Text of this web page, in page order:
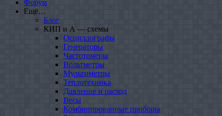
Форум
Ещё…
Блог
КИП и А — схемы
Осциллографы
Генераторы
Частотомеры
Вольтметры
Мультиметры
Теплотехника
Давление и расход
Весы
Комбинированные приборы